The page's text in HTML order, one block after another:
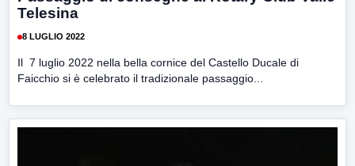
Telesina
8 LUGLIO 2022
Il 7 luglio 2022 nella bella cornice del Castello Ducale di
Faicchio si è celebrato il tradizionale passaggio...